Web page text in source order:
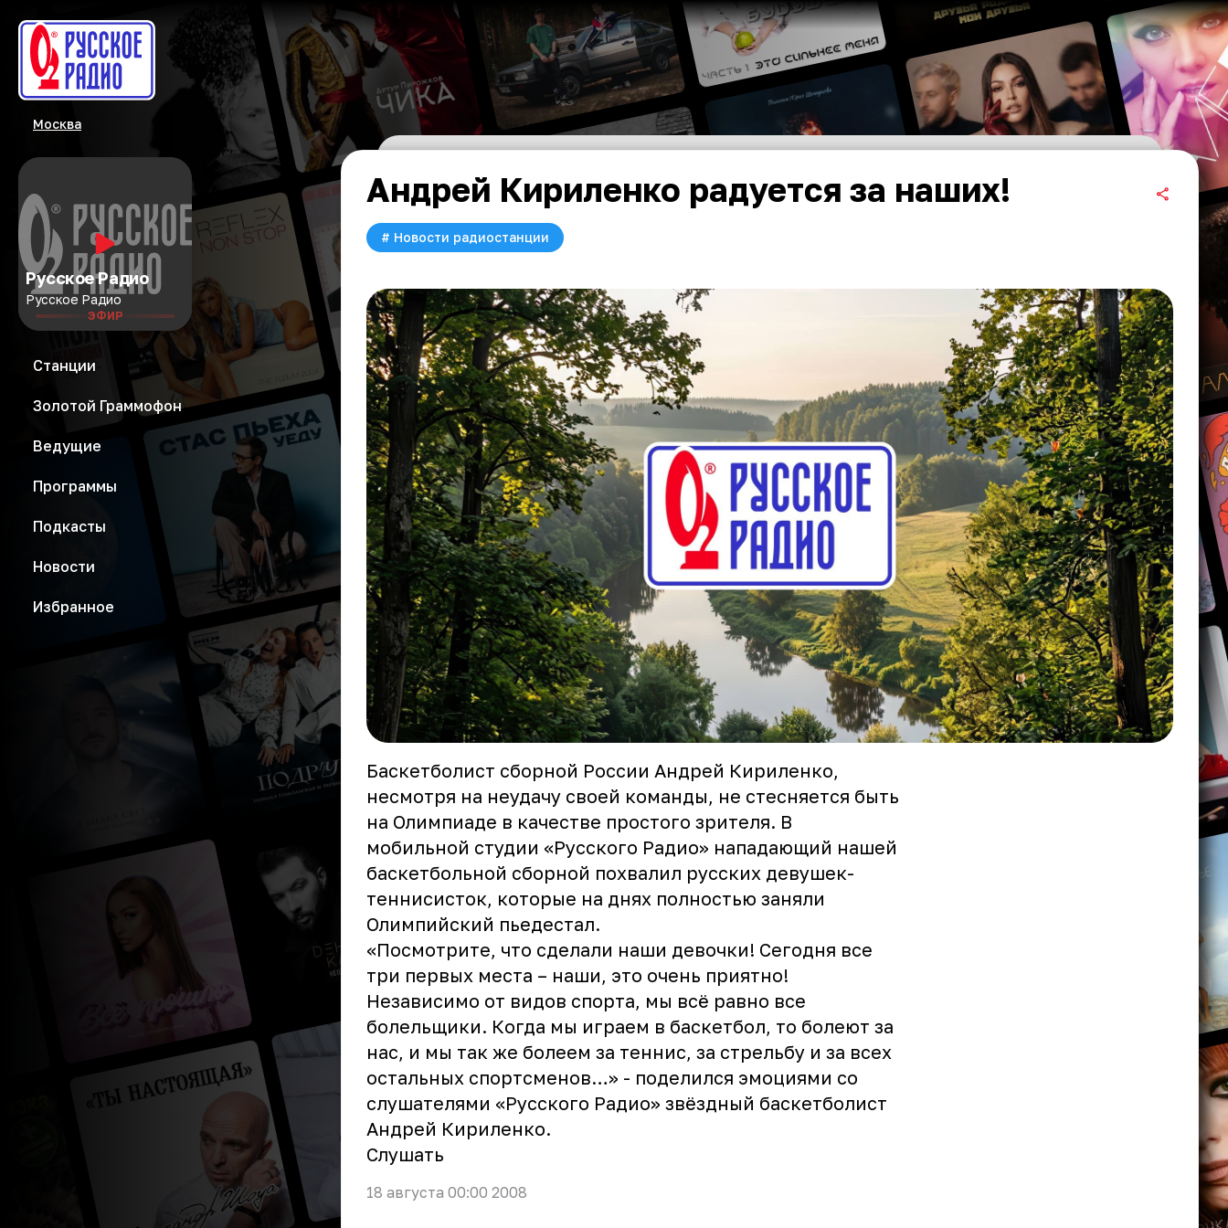
Москва
Русское Радио
Русское Радио
ЭФИР
Станции
Золотой Граммофон
Ведущие
Программы
Подкасты
Новости
Избранное
Андрей Кириленко радуется за наших!
# Новости радиостанции
Баскетболист сборной России Андрей Кириленко,
несмотря на неудачу своей команды, не стесняется быть
на Олимпиаде в качестве простого зрителя. В
мобильной студии «Русского Радио» нападающий нашей
баскетбольной сборной похвалил русских девушек-
теннисисток, которые на днях полностью заняли
Олимпийский пьедестал.
«Посмотрите, что сделали наши девочки! Сегодня все
три первых места – наши, это очень приятно!
Независимо от видов спорта, мы всё равно все
болельщики. Когда мы играем в баскетбол, то болеют за
нас, и мы так же болеем за теннис, за стрельбу и за всех
остальных спортсменов…» - поделился эмоциями со
слушателями «Русского Радио» звёздный баскетболист
Андрей Кириленко.
Слушать
18 августа 00:00 2008